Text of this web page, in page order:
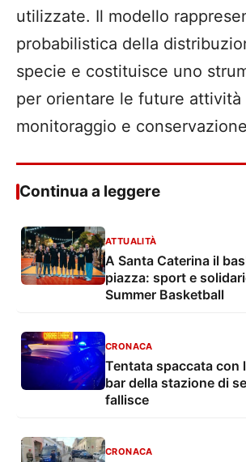
utilizzate. Il modello
probabilistica della
specie e costituisce uno
per orientare le future attività
monitoraggio e
Continua a leggere
ATTUALITÀ
A Santa Caterina il
piazza: sport e
Summer Basketball
CRONACA
Tentata spaccata con
bar della stazione di
fallisce
CRONACA